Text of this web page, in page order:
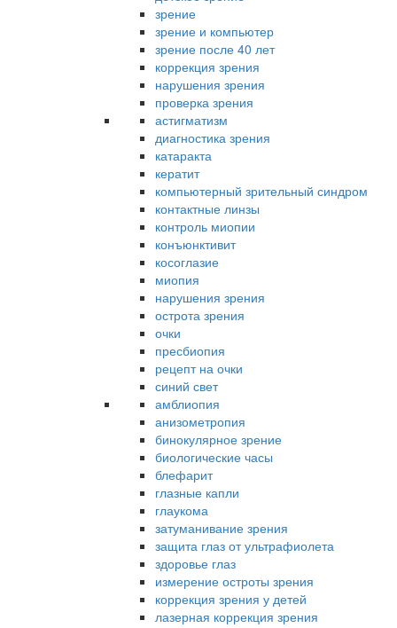
зрение
зрение и компьютер
зрение после 40 лет
коррекция зрения
нарушения зрения
проверка зрения
астигматизм
диагностика зрения
катаракта
кератит
компьютерный зрительный синдром
контактные линзы
контроль миопии
конъюнктивит
косоглазие
миопия
нарушения зрения
острота зрения
очки
пресбиопия
рецепт на очки
синий свет
амблиопия
анизометропия
бинокулярное зрение
биологические часы
блефарит
глазные капли
глаукома
затуманивание зрения
защита глаз от ультрафиолета
здоровье глаз
измерение остроты зрения
коррекция зрения у детей
лазерная коррекция зрения